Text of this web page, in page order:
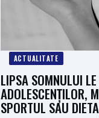
ACTUALITATE
LIPSA SOMNULUI
ADOLESCENȚILOR,
SPORTUL SAU